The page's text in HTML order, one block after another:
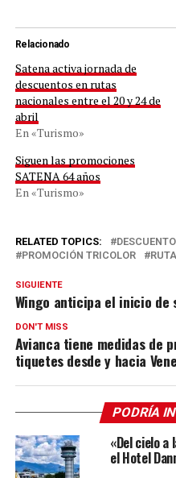
Relacionado
Satena activa jornada de
descuentos en rutas
nacionales entre el 20 y 24 de
abril
En «Turismo»
Siguen las promociones
SATENA 64 años
En «Turismo»
RELATED TOPICS: DESCUENTO
PROMOCIÓN TRICOLOR
SIGUIENTE
Wingo anticipa el inicio de
DON'T MISS
Avianca tiene medidas de
tiquetes desde y hacia
PODRÍA
«Del cielo a
el Hotel